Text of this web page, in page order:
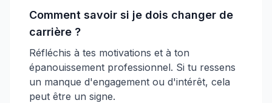
Comment savoir si je dois changer de
carrière ?
Réfléchis à tes motivations et à ton
épanouissement professionnel. Si tu ressens
un manque d'engagement ou d'intérêt, cela
peut être un signe.